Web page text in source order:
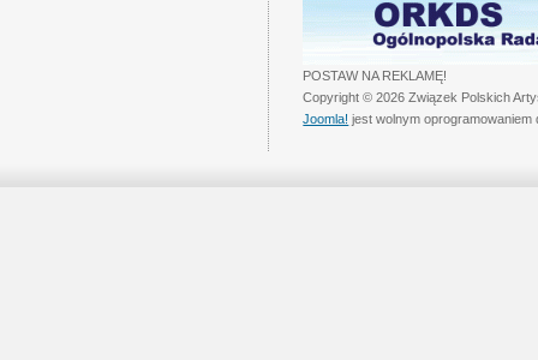
POSTAW NA REKLAMĘ!
Copyright © 2026 Związek Polskich
Joomla! jest wolnym